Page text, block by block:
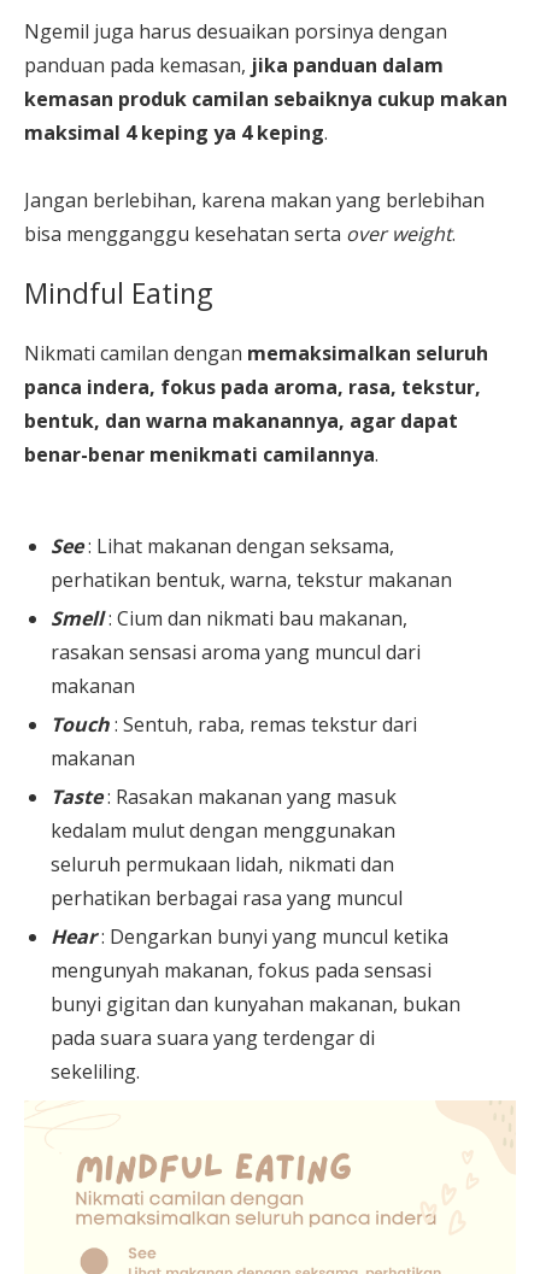
Ngemil juga harus desuaikan porsinya dengan
panduan pada kemasan, jika panduan dalam
kemasan produk camilan sebaiknya cukup makan
maksimal 4 keping ya 4 keping.
Jangan berlebihan, karena makan yang berlebihan
bisa mengganggu kesehatan serta over weight.
Mindful Eating
Nikmati camilan dengan memaksimalkan seluruh
panca indera, fokus pada aroma, rasa, tekstur,
bentuk, dan warna makanannya, agar dapat
benar-benar menikmati camilannya.
See: Lihat makanan dengan seksama,
perhatikan bentuk, warna, tekstur makanan
Smell: Cium dan nikmati bau makanan,
rasakan sensasi aroma yang muncul dari
makanan
Touch: Sentuh, raba, remas tekstur dari
makanan
Taste: Rasakan makanan yang masuk
kedalam mulut dengan menggunakan
seluruh permukaan lidah, nikmati dan
perhatikan berbagai rasa yang muncul
Hear: Dengarkan bunyi yang muncul ketika
mengunyah makanan, fokus pada sensasi
bunyi gigitan dan kunyahan makanan, bukan
pada suara suara yang terdengar di
sekeliling.